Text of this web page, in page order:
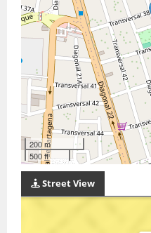
200 m
500 ft
Street View